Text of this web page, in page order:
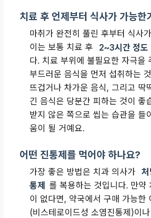
치료 후 언제부터 식사가 가능한
마취가 완전히 풀린 후부터 식사
이는 보통 치료 후
2~3시간 정도
다. 치료 부위에 불필요한 자극을
부드러운 음식을 먼저 섭취하는
뜨겁거나 차가운 음식, 그리고 딱
긴 음식은 당분간 피하는 것이 좋
받지 않은 쪽으로 씹는 습관을 들
움이 될 거예요.
어떤 진통제를 먹어야 하나요?
가장 좋은 방법은 치과 의사가 처
통제
를 복용하는 것입니다. 만약
이 없다면, 약국에서 구매 가능한
(비스테로이드성 소염진통제)이